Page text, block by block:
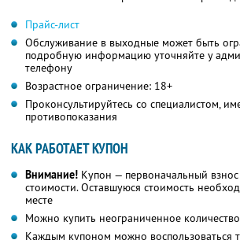
Прайс-лист
Обслуживание в выходные может быть
подробную информацию уточняйте у
телефону
Возрастное ограничение: 18+
Проконсультируйтесь со специалистом,
противопоказания
КАК РАБОТАЕТ КУПОН
Внимание! Купон — первоначальный
стоимости. Оставшуюся стоимость
месте
Можно купить неограниченное
Каждым купоном можно воспользоваться